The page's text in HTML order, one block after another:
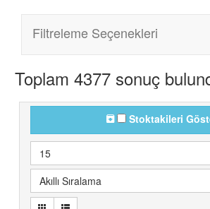
Filtreleme Seçenekleri
Toplam 4377 sonuç
Stoktakileri
15
Akıllı Sıralama